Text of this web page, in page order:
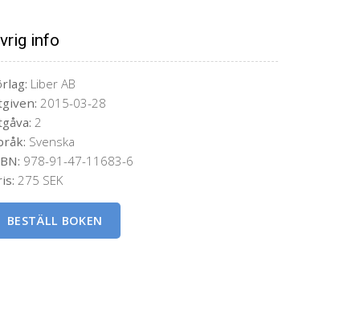
info
Liber AB
2015-03-28
2
Svenska
978-91-47-11683-6
275 SEK
BESTÄLL BOKEN